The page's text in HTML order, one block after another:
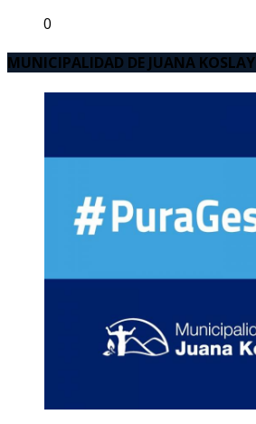
0
MUNICIPALIDAD DE JUANA KOSLAY